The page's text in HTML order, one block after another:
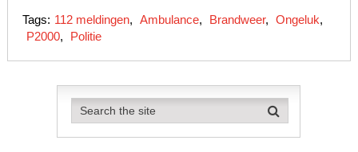
Tags: 112 meldingen, Ambulance, Brandweer, Ongeluk,
P2000, Politie